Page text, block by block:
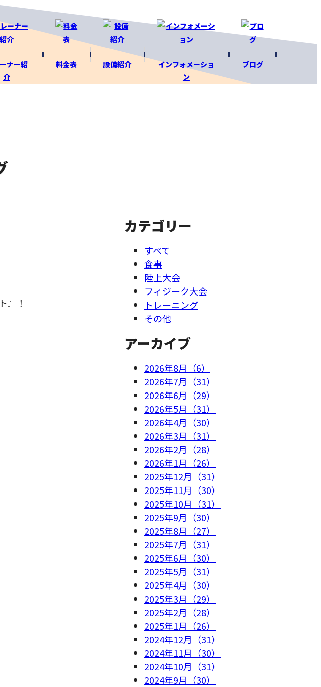
ナー紹
介
料金表 設備紹介
インフォメーショ
ン
ブログ
』！
カテゴリー
すべて
食事
陸上大会
フィジーク大会
トレーニング
その他
アーカイブ
2026年8月（6）
2026年7月（31）
2026年6月（29）
2026年5月（31）
2026年4月（30）
2026年3月（31）
2026年2月（28）
2026年1月（26）
2025年12月（31）
2025年11月（30）
2025年10月（31）
2025年9月（30）
2025年8月（27）
2025年7月（31）
2025年6月（30）
2025年5月（31）
2025年4月（30）
2025年3月（29）
2025年2月（28）
2025年1月（26）
2024年12月（31）
2024年11月（30）
2024年10月（31）
2024年9月（30）